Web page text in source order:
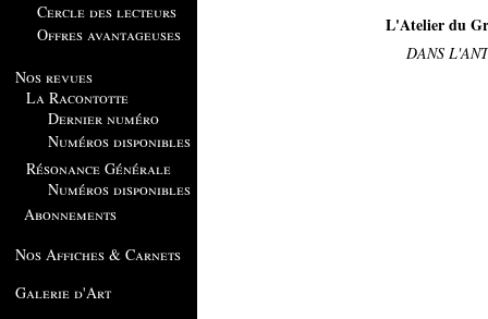
Cercle des lecteurs
Offres avantageuses
Nos revues
La Racontotte
Dernier numéro
Numéros disponibles
Résonance Générale
Numéros disponibles
Abonnements
Nos Affiches & Carnets
Galerie d'Art
L'Atelier du
DANS